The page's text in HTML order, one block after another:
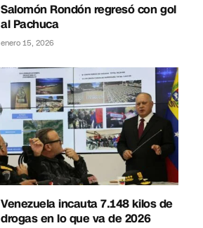
Salomón Rondón regresó con gol
al Pachuca
enero 15, 2026
Venezuela incauta 7.148 kilos de
drogas en lo que va de 2026